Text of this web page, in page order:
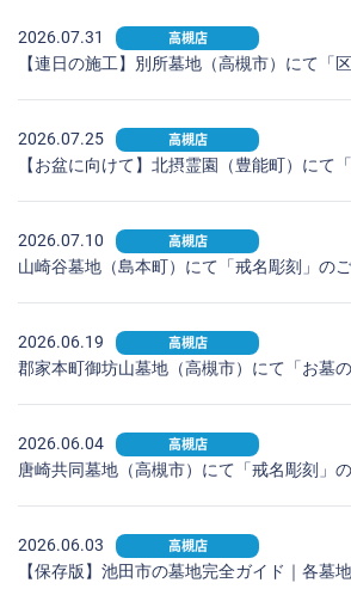
2026.07.31 高槻店
【連日の施工】別所墓地（高槻市）にて「
2026.07.25 高槻店
【お盆に向けて】北摂霊園（豊能町）にて
2026.07.10 高槻店
山崎谷墓地（島本町）にて「戒名彫刻」の
2026.06.19 高槻店
郡家本町御坊山墓地（高槻市）にて「お墓
2026.06.04 高槻店
唐崎共同墓地（高槻市）にて「戒名彫刻」
2026.06.03 高槻店
【保存版】池田市の墓地完全ガイド｜各墓